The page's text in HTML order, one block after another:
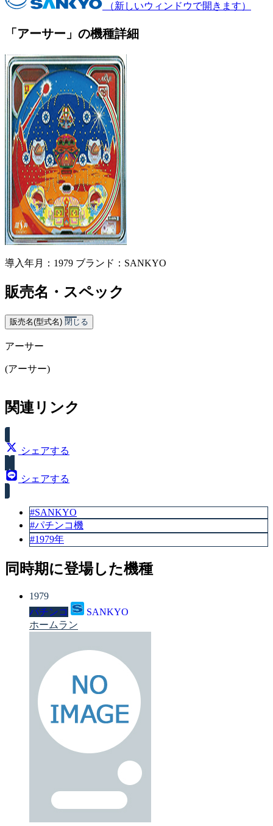
（新しいウィンドウで開きます）
「アーサー」の機種詳細
導入年月：1979 ブランド：SANKYO
販売名・スペック
販売名(型式名) 閉じる
アーサー
(アーサー)
関連リンク
シェアする
シェアする
#SANKYO
#パチンコ機
#1979年
同時期に登場した機種
1979
パチンコ
SANKYO
ホームラン